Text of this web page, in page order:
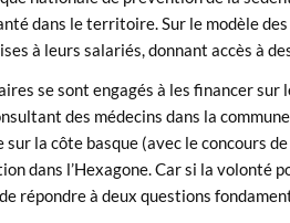
dans le territoire. Sur le modèle
à leurs salariés, donnant accès à
se sont engagés à les financer sur
des médecins dans la
la côte basque (avec le concours
dans l’Hexagone. Car si la
répondre à deux questions